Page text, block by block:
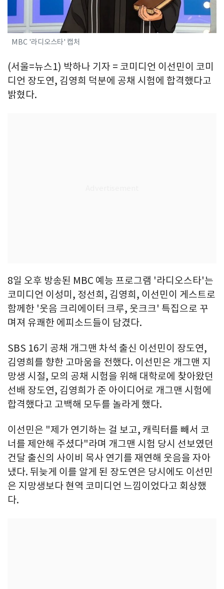
MBC '라디오스타' 캡처
(서울=뉴스1) 박하나 기자 = 코미디언 이선민이 코미
디언 장도연, 김영희 덕분에 공채 시험에 합격했다고
밝혔다.
8일 오후 방송된 MBC 예능 프로그램 '라디오스타'는
코미디언 이성미, 정선희, 김영희, 이선민이 게스트로
함께한 '웃음 크리에이터 크루, 웃크크' 특집으로 꾸
며져 유쾌한 에피소드들이 담겼다.
SBS 16기 공채 개그맨 차석 출신 이선민이 장도연,
김영희를 향한 고마움을 전했다. 이선민은 개그맨 지
망생 시절, 모의 공채 시험을 위해 대학로에 찾아왔던
선배 장도연, 김영희가 준 아이디어로 개그맨 시험에
합격했다고 고백해 모두를 놀라게 했다.
이선민은 "제가 연기하는 걸 보고, 캐릭터를 빼서 코
너를 제안해 주셨다"라며 개그맨 시험 당시 선보였던
건달 출신의 사이비 목사 연기를 재연해 웃음을 자아
냈다. 뒤늦게 이를 알게 된 장도연은 당시에도 이선민
은 지망생보다 현역 코미디언 느낌이었다고 회상했
다.